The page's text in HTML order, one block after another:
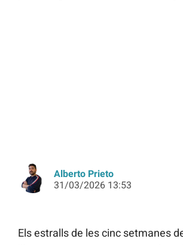
Alberto Prieto
31/03/2026 13:53
Els estralls de les cinc setmanes